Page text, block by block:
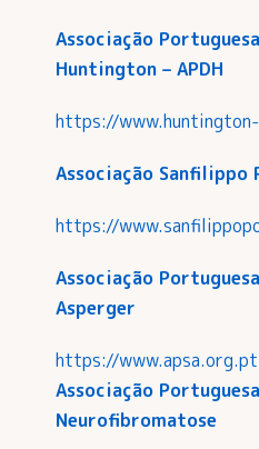
Associação
Huntington – APDH
https://
Associação Sanfilippo
https://
Associação
Asperger
https://www.apsa.org.pt
Associação
Neurofibromatose